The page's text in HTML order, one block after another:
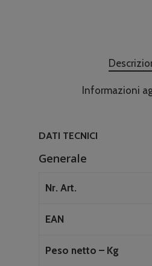
Informazioni
DATI TECNICI
Generale
Nr. Art.
EAN
Peso netto – Kg